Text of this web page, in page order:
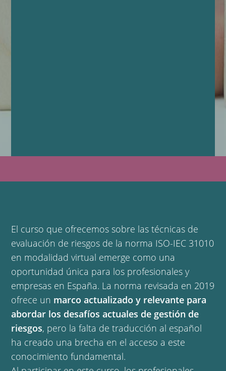
El curso que ofrecemos sobre las técnicas de
evaluación de riesgos de la norma ISO-IEC 31010
en modalidad virtual emerge como una
oportunidad única para los profesionales y
empresas en España. La norma revisada en 2019
ofrece un marco actualizado y relevante para
abordar los desafíos actuales de gestión de
riesgos, pero la falta de traducción al español
ha creado una brecha en el acceso a este
conocimiento fundamental.